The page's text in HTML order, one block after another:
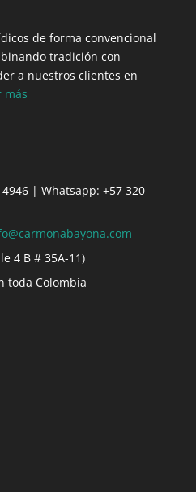
de forma convencional
tradición con
a nuestros clientes en
más
| Whatsapp: +57 320
4 B # 35A-11)
toda Colombia